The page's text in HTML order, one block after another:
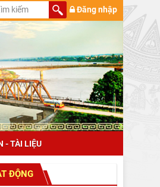
Đăng nhập
- TÀI LIỆU
ĐỘNG